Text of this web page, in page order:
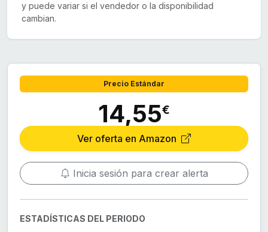
y puede variar si el vendedor o la disponibilidad
cambian.
Precio Estándar
14,55€
Ver oferta en Amazon
Inicia sesión para crear alerta
ESTADÍSTICAS DEL PERIODO